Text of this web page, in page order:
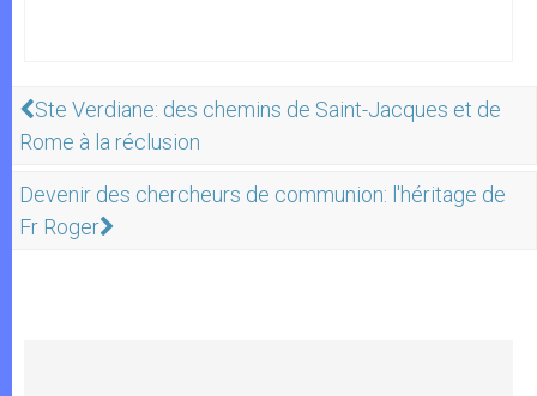
Ste Verdiane: des chemins de Saint-Jacques et de
Rome à la réclusion
Devenir des chercheurs de communion: l'héritage de
Fr Roger